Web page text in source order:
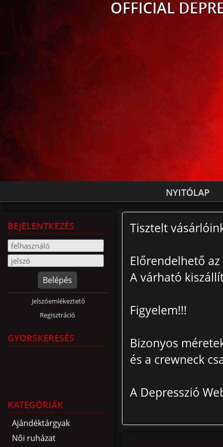
OFFICIAL
NYITÓLAP
BEJELENTKEZÉS
Belépés
Jelszóemlékeztető
Regisztráció
GYORSKERESÉS
KATEGÓRIÁK
Ajándéktárgyak
Női ruházat
Tisztelt
Előrendelhető
A várható
Figyelem!!!
Bizonyos
és a crewneck
A Depresszió